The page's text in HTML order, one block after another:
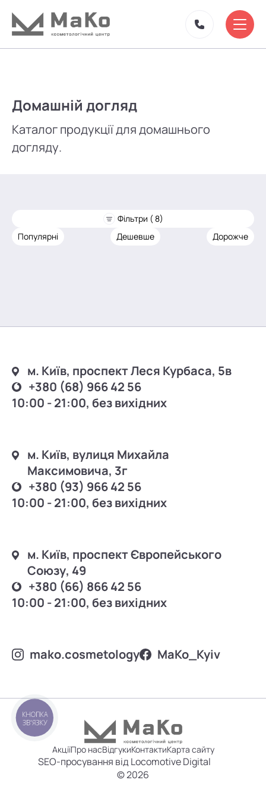
Домашній догляд
Каталог продукції для домашнього
догляду.
Фільтри ( 8)
Популярні
Дешевше Дорожче
м. Київ, проспект Леся Курбаса, 5в
+380 (68) 966 42 56
10:00 - 21:00, без вихідних
м. Київ, вулиця Михайла
Максимовича, 3г
+380 (93) 966 42 56
10:00 - 21:00, без вихідних
м. Київ, проспект Європейського
Союзу, 49
+380 (66) 866 42 56
10:00 - 21:00, без вихідних
mako.cosmetology MаKo_Kyiv
АкціїПро насВідгукиКонтактиКарта сайту
SEO-просування від Locomotive Digital
© 2026
КНОПКА
ЗВ'ЯЗКУ